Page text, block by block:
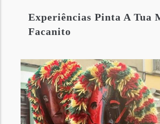
Experiências Pinta A Tua
Facanito